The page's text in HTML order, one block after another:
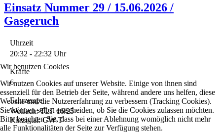
Einsatz Nummer 29 / 15.06.2026 /
Gasgeruch
Uhrzeit
20:32 - 22:32 Uhr
Kräfte
6
Fahrzeuge
Wolfach: TLF 16/25
Kinzigtal: GW-T
Wir benutzen Cookies
Wir nutzen Cookies auf unserer Website. Einige von ihnen sind
essenziell für den Betrieb der Seite, während andere uns helfen, diese
Website und die Nutzererfahrung zu verbessern (Tracking Cookies).
Sie können selbst entscheiden, ob Sie die Cookies zulassen möchten.
Bitte beachten Sie, dass bei einer Ablehnung womöglich nicht mehr
alle Funktionalitäten der Seite zur Verfügung stehen.